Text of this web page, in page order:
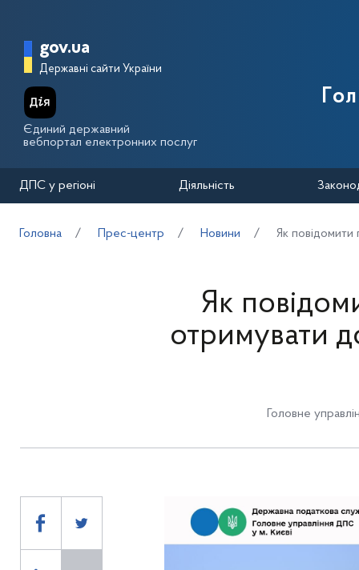
Головна сторінка Державної
gov.ua
Державні сайти України
Єдиний державний
вебпортал електронних послуг
ДПС у регіоні Діяльність
Головна Прес-центр Новини Як
Як
отримувати
Головне